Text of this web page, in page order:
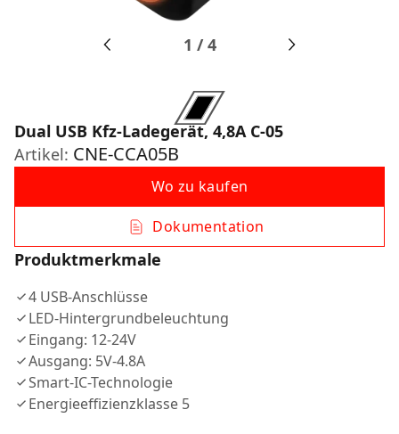
1 /4
Dual USB Kfz-Ladegerät, 4,8A C-05
Artikel: CNE-CCA05B
Wo zu kaufen
Dokumentation
Produktmerkmale
4 USB-Anschlüsse
LED-Hintergrundbeleuchtung
Eingang: 12-24V
Ausgang: 5V-4.8A
Smart-IC-Technologie
Energieeffizienzklasse 5